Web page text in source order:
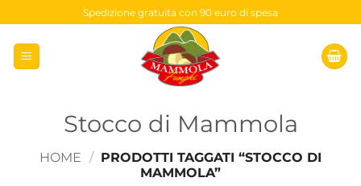
ai
contenuti
Spedizione gratuita con 90 euro di spesa
Stocco di Mammola
HOME / PRODOTTI TAGGATI “STOCCO DI
MAMMOLA”